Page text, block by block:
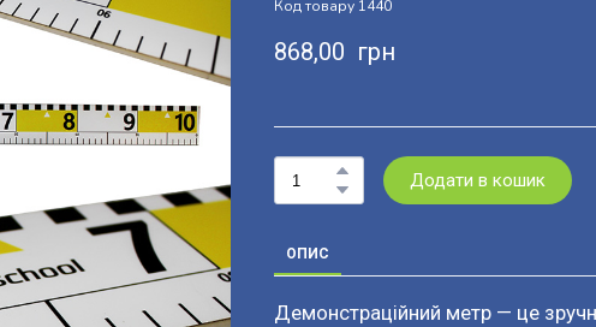
Код товару 1440
868,00  грн
Додати в кошик
ОПИС
Демонстраційний метр — це